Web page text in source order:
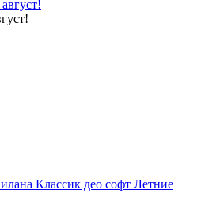
Классик део софт Летние